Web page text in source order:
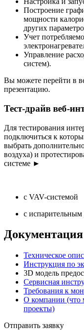
Построение
мощности
других
Учет
Управление
систем).
Вы можете перейти в
презентацию.
Тест-драйв веб-
Для тестирования
подключиться к
выбрать
воздуха) и
системе ►
с VAV-системой
с
Документация
Техническое
Инструкция по
3D модель
Сервисная
Требования к
О компании (что
проекты)
Отправить заявку